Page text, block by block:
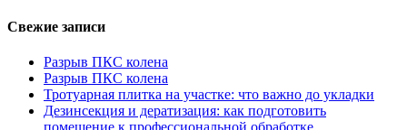
Свежие записи
Разрыв ПКС колена
Разрыв ПКС колена
Тротуарная плитка на участке: что важно до укладки
Дезинсекция и дератизация: как подготовить
помещение к профессиональной обработке